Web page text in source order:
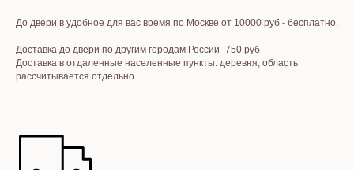
До двери в удобное для вас время по Москве от 10000 руб - бесплатно.
Доставка до двери по другим городам России -750 руб
Доставка в отдаленные населенные пункты: деревня, область
рассчитывается отдельно